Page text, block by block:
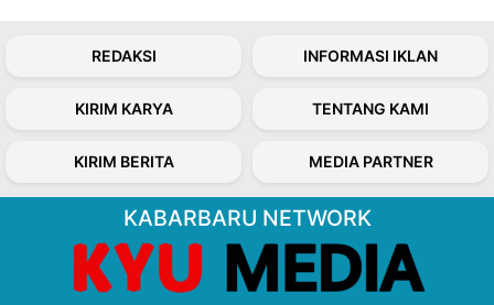
REDAKSI INFORMASI IKLAN
KIRIM KARYA TENTANG KAMI
KIRIM BERITA MEDIA PARTNER
KABARBARU NETWORK